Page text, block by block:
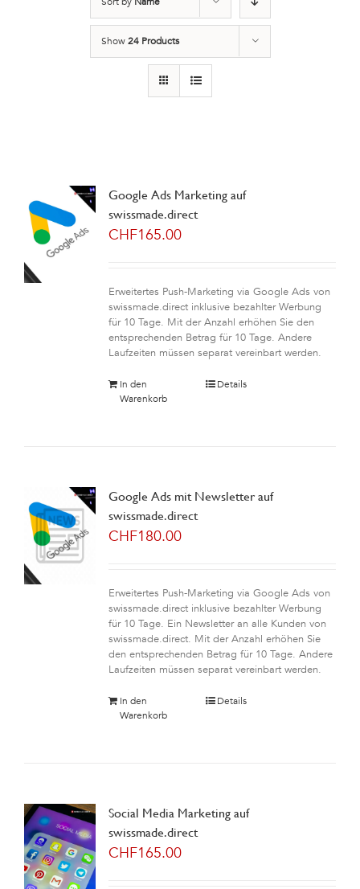
Show24 Products
Google Ads Marketing auf
swissmade.direct
CHF165.00
Erweitertes Push-Marketing via Google Ads von
swissmade.direct inklusive bezahlter Werbung
für 10 Tage. Mit der Anzahl erhöhen Sie den
entsprechenden Betrag für 10 Tage. Andere
Laufzeiten müssen separat vereinbart werden.
In den
Warenkorb
Details
Google Ads mit Newsletter auf
swissmade.direct
CHF180.00
Erweitertes Push-Marketing via Google Ads von
swissmade.direct inklusive bezahlter Werbung
für 10 Tage. Ein Newsletter an alle Kunden von
swissmade.direct. Mit der Anzahl erhöhen Sie
den entsprechenden Betrag für 10 Tage. Andere
Laufzeiten müssen separat vereinbart werden.
In den
Warenkorb
Details
Social Media Marketing auf
swissmade.direct
CHF165.00